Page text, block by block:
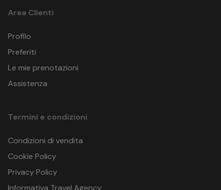
ParkinGO
Via Eugenio Montale, 2 20054 Novegro Tregarezzo (MI)
Parcheggi
GPS: 45.4668656 , 9.281139699999999
Area Clienti
Profilo
Preferiti
Le mie prenotazioni
Assistenza
Termini e condizioni
Condizioni di vendita
Cookie Policy
Privacy Policy
Informativa Travel Agency